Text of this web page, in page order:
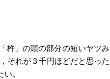
杵」の頭の部分の短いヤツみ
それが３千円ほどだと思った
。